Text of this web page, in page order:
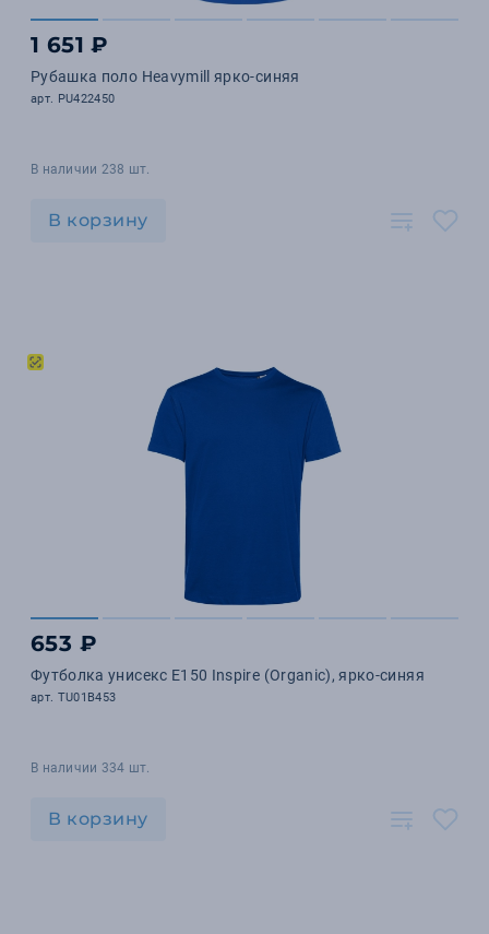
1 651 ₽
Рубашка поло Heavymill ярко-синяя
арт. PU422450
В наличии 238 шт.
В корзину
653 ₽
Футболка унисекс E150 Inspire (Organic), ярко-синяя
арт. TU01B453
В наличии 334 шт.
В корзину